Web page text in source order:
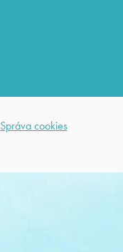
Správa cookies